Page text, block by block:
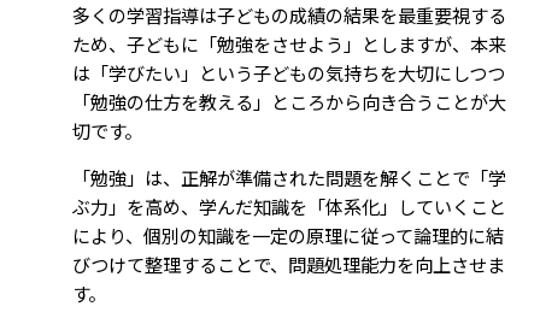
多くの学習指導は子どもの成績の結果を最重要視する
ため、子どもに「勉強をさせよう」としますが、本来
は「学びたい」という子どもの気持ちを大切にしつつ
「勉強の仕方を教える」ところから向き合うことが大
切です。
「勉強」は、正解が準備された問題を解くことで「学
ぶ力」を高め、学んだ知識を「体系化」していくこと
により、個別の知識を一定の原理に従って論理的に結
びつけて整理することで、問題処理能力を向上させま
す。